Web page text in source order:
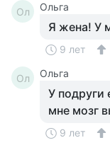
Ол Ольга
Я жена! У
9 лет
Ол Ольга
У подруги
мне мозг
9 лет